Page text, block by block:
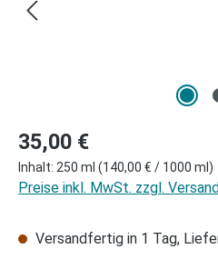
Regulärer Preis:
35,00 €
Inhalt: 250 ml (140,00 € / 1000 ml)
Preise inkl. MwSt. zzgl.
Versandfertig in 1 Tag,